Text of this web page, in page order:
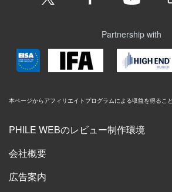
Partnership with
本ページからアフィリエイトプログラムによる収益を得るこ
PHILE WEBのレビュー制作環境
会社概要
広告案内